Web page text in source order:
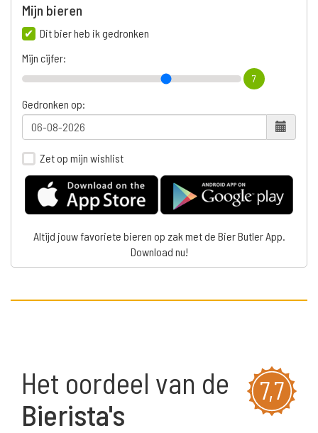
Mijn bieren
Dit bier heb ik gedronken
Mijn cijfer:
7
Gedronken op:
Zet op mijn wishlist
Altijd jouw favoriete bieren op zak met de Bier Butler App.
Download nu!
7,7
Het oordeel van de
Bierista's